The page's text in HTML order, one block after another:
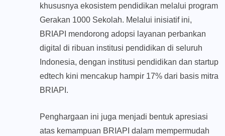
khususnya ekosistem pendidikan melalui program
Gerakan 1000 Sekolah. Melalui inisiatif ini,
BRIAPI mendorong adopsi layanan perbankan
digital di ribuan institusi pendidikan di seluruh
Indonesia, dengan institusi pendidikan dan startup
edtech kini mencakup hampir 17% dari basis mitra
BRIAPI.
Penghargaan ini juga menjadi bentuk apresiasi
atas kemampuan BRIAPI dalam mempermudah